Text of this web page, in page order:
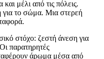
μέλι από τις πόλεις.
για το σώμα. Μια στερεή
στόχο: ζεστή άνεση για
παρατηρητές
άρωμα μέσα από